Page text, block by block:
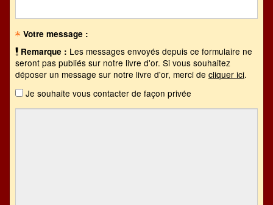
Votre message :
Remarque : Les messages envoyés depuis ce formulaire ne
seront pas publiés sur notre livre d'or. Si vous souhaitez
déposer un message sur notre livre d'or, merci de cliquer ici.
Je souhaite vous contacter de façon privée